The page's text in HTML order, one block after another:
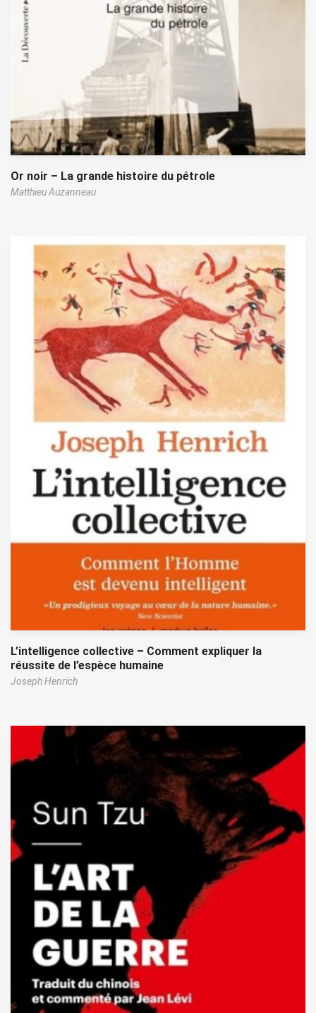
Or noir – La grande histoire du pétrole
Matthieu Auzanneau
L’intelligence collective – Comment expliquer la
réussite de l’espèce humaine
Joseph Henrich